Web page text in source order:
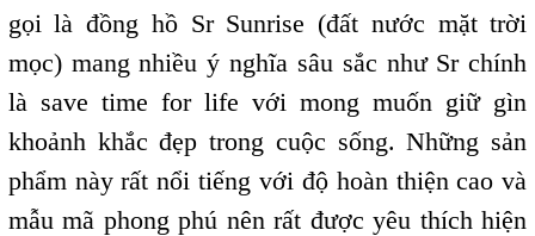
gọi là đồng hồ Sr Sunrise (đất nước mặt trời
mọc) mang nhiều ý nghĩa sâu sắc như Sr chính
là save time for life với mong muốn giữ gìn
khoảnh khắc đẹp trong cuộc sống. Những sản
phẩm này rất nổi tiếng với độ hoàn thiện cao và
mẫu mã phong phú nên rất được yêu thích hiện